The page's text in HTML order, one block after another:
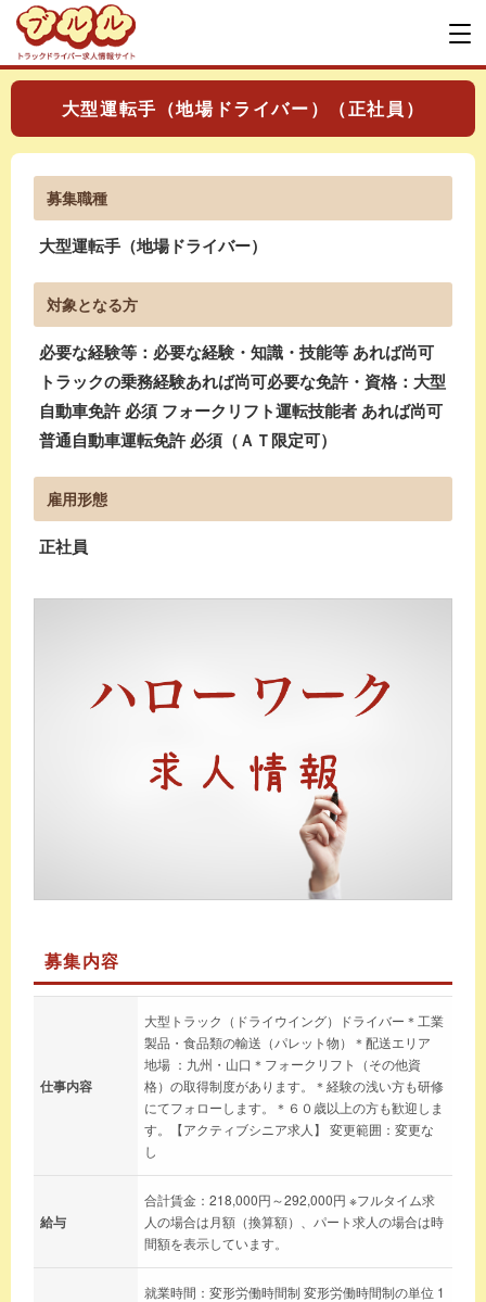
大型運転手（地場ドライバー）（正社員）
募集職種
大型運転手（地場ドライバー）
対象となる方
必要な経験等：必要な経験・知識・技能等 あれば尚可
トラックの乗務経験あれば尚可必要な免許・資格：大型
自動車免許 必須 フォークリフト運転技能者 あれば尚可
普通自動車運転免許 必須（ＡＴ限定可）
雇用形態
正社員
募集内容
仕事内容
大型トラック（ドライウイング）ドライバー＊工業
製品・食品類の輸送（パレット物）＊配送エリア
地場 ：九州・山口＊フォークリフト（その他資
格）の取得制度があります。＊経験の浅い方も研修
にてフォローします。＊６０歳以上の方も歓迎しま
す。【アクティブシニア求人】 変更範囲：変更な
し
給与
合計賃金：218,000円～292,000円 ※フルタイム求
人の場合は月額（換算額）、パート求人の場合は時
間額を表示しています。
就業時間：変形労働時間制 変形労働時間制の単位 1